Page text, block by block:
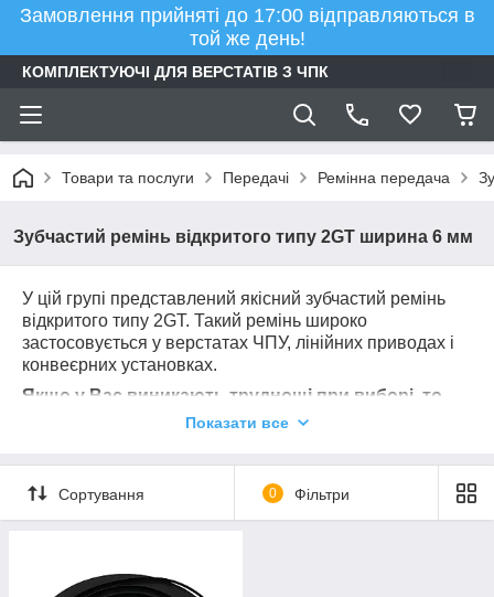
Замовлення прийняті до 17:00 відправляються в
той же день!
КОМПЛЕКТУЮЧІ ДЛЯ ВЕРСТАТІВ З ЧПК
Товари та послуги Передачі Ремінна передача
Зубчастий ремінь відкритого типу 2GT ширина 6 мм
У цій групі представлений якісний зубчастий ремінь
відкритого типу 2GT. Такий ремінь широко
застосовується у верстатах ЧПУ, лінійних приводах і
конвеєрних установках.
Якщо у Вас виникають труднощі при виборі, то
наші менеджери допоможуть вам підібрати
Показати все
Сортування 0 Фільтри